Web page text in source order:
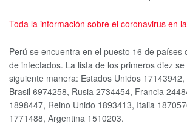
Toda la información sobre el coronavirus en
Perú se encuentra en el puesto 16 de países
de infectados. La lista de los primeros diez
siguiente manera: Estados Unidos
Brasil 6974258, Rusia 2734454, Francia
1898447, Reino Unido 1893413, Italia
1771488, Argentina 1510203.